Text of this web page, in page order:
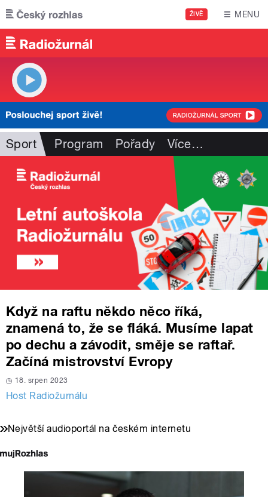
Přejít k hlavnímu obsahu
ŽIVĚ MENU
Sport Program Pořady Více…
Když na raftu někdo něco říká,
znamená to, že se fláká. Musíme lapat
po dechu a závodit, směje se raftař.
Začíná mistrovství Evropy
18. srpen 2023
Host Radiožurnálu
Největší audioportál na českém internetu